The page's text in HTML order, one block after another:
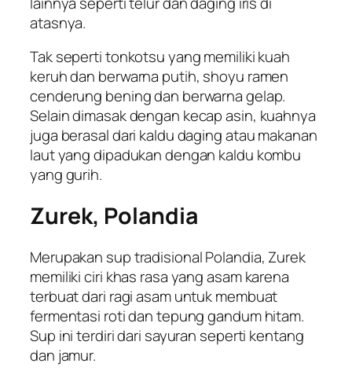
atasnya.
Tak seperti tonkotsu yang memiliki kuah
keruh dan berwarna putih, shoyu ramen
cenderung bening dan berwarna gelap.
Selain dimasak dengan kecap asin, kuahnya
juga berasal dari kaldu daging atau makanan
laut yang dipadukan dengan kaldu kombu
yang gurih.
Zurek, Polandia
Merupakan sup tradisional Polandia, Zurek
memiliki ciri khas rasa yang asam karena
terbuat dari ragi asam untuk membuat
fermentasi roti dan tepung gandum hitam.
Sup ini terdiri dari sayuran seperti kentang
dan jamur.